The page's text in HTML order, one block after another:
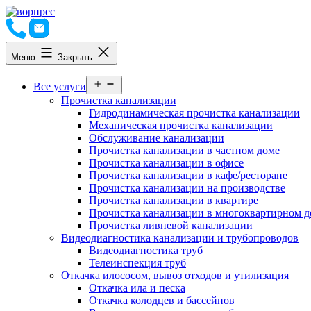
Перейти
к
содержимому
Меню Закрыть
Все услуги
меню
Прочистка канализации
Гидродинамическая прочистка канализации
Механическая прочистка канализации
Обслуживание канализации
Прочистка канализации в частном доме
Прочистка канализации в офисе
Прочистка канализации в кафе/ресторане
Прочистка канализации на производстве
Прочистка канализации в квартире
Прочистка канализации в многоквартирном
Прочистка ливневой канализации
Видеодиагностика канализации и трубопроводов
Видеодиагностика труб
Телеинспекция труб
Откачка илососом, вывоз отходов и утилизация
Откачка ила и песка
Откачка колодцев и бассейнов